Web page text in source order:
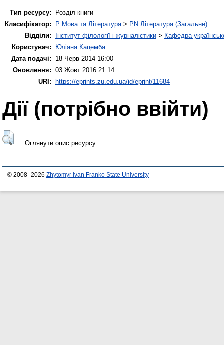
Тип ресурсу:
Розділ книги
Класифікатор:
P Мова та Література > PN Література (Загальне)
Відділи:
Інститут філології і журналістики > Кафедра
Користувач:
Юліана Кацемба
Дата подачі:
18 Черв 2014 16:00
Оновлення: 03 Жовт 2016 21:14
URI: https://eprints.zu.edu.ua/id/eprint/11684
Дії ​​(потрібно ввійти)
Оглянути опис ресурсу
© 2008–2026 Zhytomyr Ivan Franko State University